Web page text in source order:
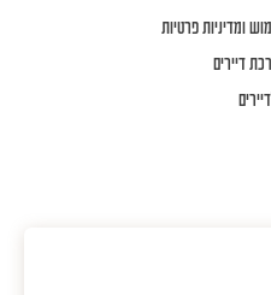
ומדיניות פרטיות
דיירים